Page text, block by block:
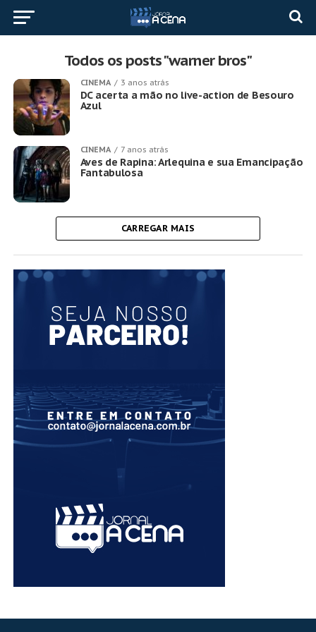
Todos os posts "warner bros"
CINEMA 3 anos atrás
DC acerta a mão no live-action de Besouro
Azul
CINEMA 7 anos atrás
Aves de Rapina: Arlequina e sua Emancipação
Fantabulosa
CARREGAR MAIS